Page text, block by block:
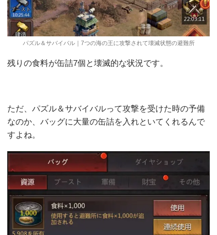
パズル＆サバイバル｜7つの海の王に攻撃されて壊滅状態の避難所
残りの食料が缶詰7個と壊滅的な状況です。
ただ、パズル＆サバイバルって攻撃を受けた時の予備
なのか、バッグに大量の缶詰を入れといてくれるんで
すよね。